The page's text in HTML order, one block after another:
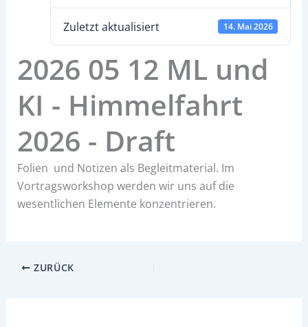
Zuletzt aktualisiert 14. Mai 2026
2026 05 12 ML und
KI - Himmelfahrt
2026 - Draft
Folien und Notizen als Begleitmaterial. Im
Vortragsworkshop werden wir uns auf die
wesentlichen Elemente konzentrieren.
ZURÜCK